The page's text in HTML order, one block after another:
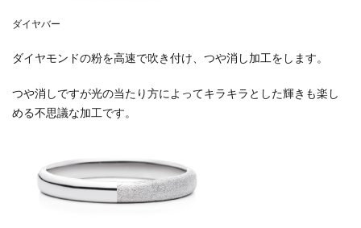
ダイヤバー
ダイヤモンドの粉を高速で吹き付け、つや消し加工をします。
つや消しですが光の当たり方によってキラキラとした輝きも楽し
める不思議な加工です。